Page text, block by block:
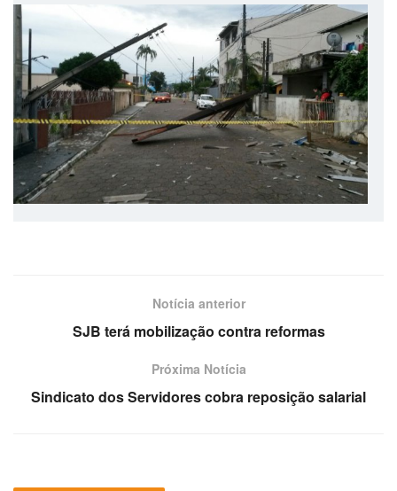
Notícia anterior
SJB terá mobilização contra reformas
Próxima Notícia
Sindicato dos Servidores cobra reposição salarial